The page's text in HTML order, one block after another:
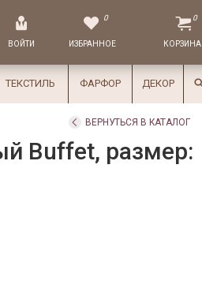
ВОЙТИ
0
ИЗБРАННОЕ
0
КОРЗИНА
ТЕКСТИЛЬ ФАРФОР ДЕКОР
ВЕРНУТЬСЯ В КАТАЛОГ
Buffet, размер: